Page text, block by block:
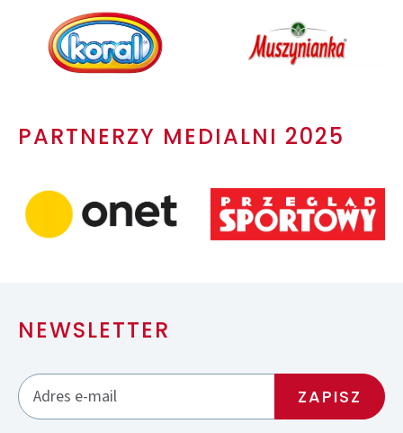
PARTNERZY MEDIALNI 2025
NEWSLETTER